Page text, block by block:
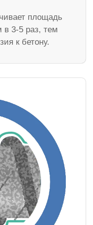
площадь
в 3-5 раз, тем
к бетону.